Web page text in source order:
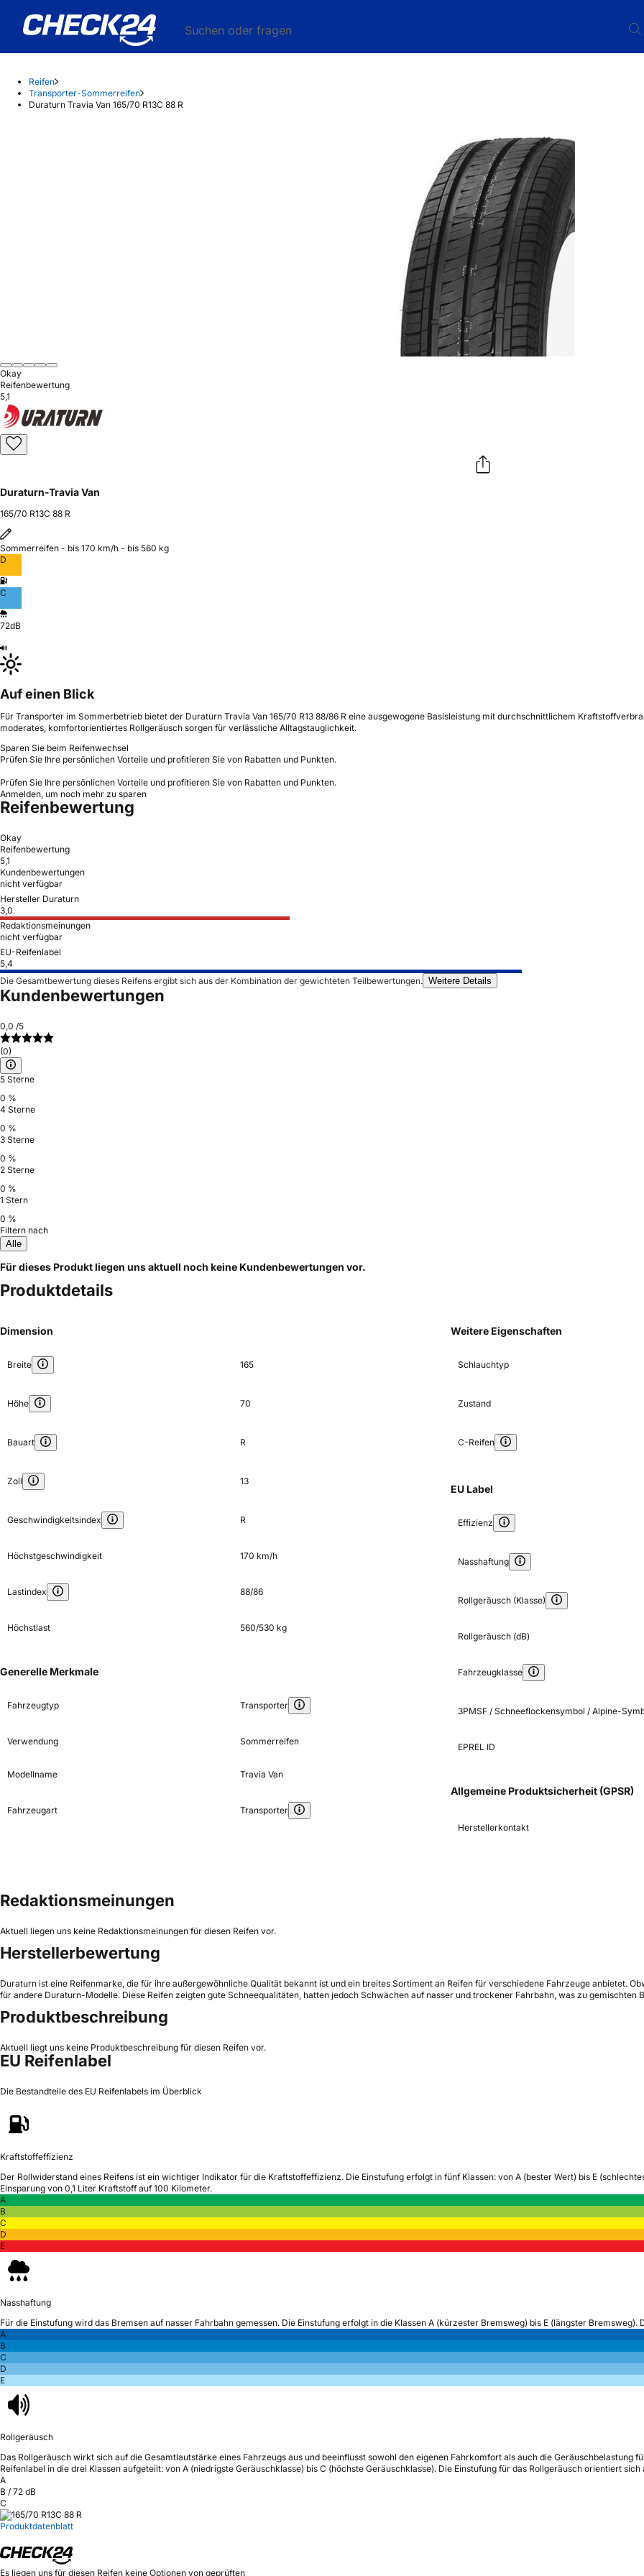
Suchen oder fragen
Reifen
Transporter-Sommerreifen
Duraturn Travia Van 165/70 R13C 88 R
Okay
Reifenbewertung
5,1
Duraturn-Travia Van
165/70 R13C 88 R
Sommerreifen - bis 170 km/h - bis 560 kg
D
C
72dB
Auf einen Blick
Für Transporter im Sommerbetrieb bietet der Duraturn Travia Van 165/70 R13 88/86 R eine ausgewogene Basisleistung mit durchschnittlichem
moderates, komfortorientiertes Rollgeräusch sorgen für verlässliche Alltagstauglichkeit.
Sparen Sie beim Reifenwechsel
Prüfen Sie Ihre persönlichen Vorteile und profitieren Sie von Rabatten und Punkten.
Prüfen Sie Ihre persönlichen Vorteile und profitieren Sie von Rabatten und Punkten.
Anmelden, um noch mehr zu sparen
Reifenbewertung
Okay
Reifenbewertung
5,1
Kundenbewertungen
nicht verfügbar
Hersteller Duraturn
3,0
Redaktionsmeinungen
nicht verfügbar
EU-Reifenlabel
5,4
Die Gesamtbewertung dieses Reifens ergibt sich aus der Kombination der gewichteten Teilbewertungen. Weitere Details
Kundenbewertungen
0,0 /5
(0)
5 Sterne
0 %
4 Sterne
0 %
3 Sterne
0 %
2 Sterne
0 %
1 Stern
0 %
Filtern nach
Alle
Für dieses Produkt liegen uns aktuell noch keine Kundenbewertungen vor.
Produktdetails
Dimension
Breite 165
Höhe 70
Bauart R
Zoll 13
Geschwindigkeitsindex R
Höchstgeschwindigkeit 170 km/h
Lastindex 88/86
Höchstlast 560/530 kg
Generelle Merkmale
Fahrzeugtyp Transporter
Verwendung Sommerreifen
Modellname Travia Van
Fahrzeugart Transporter
Weitere Eigenschaften
Schlauchtyp
Zustand
C-Reifen
EU Label
Effizienz
Nasshaftung
Rollgeräusch (Klasse)
Rollgeräusch (dB)
Fahrzeugklasse
3PMSF / Schneeflockensymbol / Alpine-
EPREL ID
Allgemeine Produktsicherheit (GPSR)
Herstellerkontakt
Redaktionsmeinungen
Aktuell liegen uns keine Redaktionsmeinungen für diesen Reifen vor.
Herstellerbewertung
Duraturn ist eine Reifenmarke, die für ihre außergewöhnliche Qualität bekannt ist und ein breites Sortiment an Reifen für verschiedene Fahrzeuge anbietet.
für andere Duraturn-Modelle. Diese Reifen zeigten gute Schneequalitäten, hatten jedoch Schwächen auf nasser und trockener Fahrbahn, was zu gemischten
Produktbeschreibung
Aktuell liegt uns keine Produktbeschreibung für diesen Reifen vor.
EU Reifenlabel
Die Bestandteile des EU Reifenlabels im Überblick
Kraftstoffeffizienz
Der Rollwiderstand eines Reifens ist ein wichtiger Indikator für die Kraftstoffeffizienz. Die Einstufung erfolgt in fünf Klassen: von A (bester Wert) bis E
Einsparung von 0,1 Liter Kraftstoff auf 100 Kilometer.
A
B
C
D
E
Nasshaftung
Für die Einstufung wird das Bremsen auf nasser Fahrbahn gemessen. Die Einstufung erfolgt in die Klassen A (kürzester Bremsweg) bis E (längster
A
B
C
D
E
Rollgeräusch
Das Rollgeräusch wirkt sich auf die Gesamtlautstärke eines Fahrzeugs aus und beeinflusst sowohl den eigenen Fahrkomfort als auch die Geräuschbelastung
Reifenlabel in die drei Klassen aufgeteilt: von A (niedrigste Geräuschklasse) bis C (höchste Geräuschklasse). Die Einstufung für das Rollgeräusch orientiert sich
A
B / 72 dB
C
Produktdatenblatt
Es liegen uns für diesen Reifen keine Optionen von geprüften